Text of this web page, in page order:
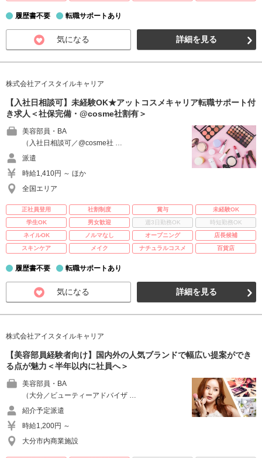
履歴書不要 転職サポートあり
気になる 詳細を見る
株式会社アイスタイルキャリア
【入社日相談可】未経験OK★アットコスメキャリア転職サポート付
き求人＜社保完備・@cosme社割有＞
美容部員・BA
（入社日相談可／@cosme社 …
派遣
時給1,410円 ～ ほか
全国エリア
正社員登用 社割制度 賞与
未経験OK
学生OK
男女歓迎 週3日勤務OK
時短勤務OK
ネイルOK
ノルマなし オープニング
店長候補
スキンケア
メイク ナチュラルコスメ 百貨店
履歴書不要 転職サポートあり
気になる 詳細を見る
株式会社アイスタイルキャリア
【美容部員経験者向け】国内外の人気ブランドで幅広い提案ができ
る点が魅力＜半年以内に社員へ＞
美容部員・BA
（大分／ビューティーアドバイザ …
紹介予定派遣
時給1,200円 ～
大分市内商業施設